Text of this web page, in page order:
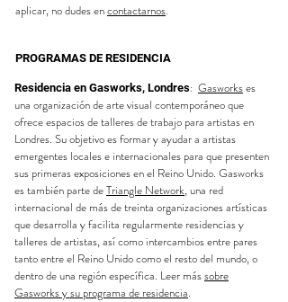
aplicar, no dudes encontactarnos.
PROGRAMAS DE RESIDENCIA
Residencia en Gasworks, Londres: Gasworkses
una organización de arte visual contemporáneo que
ofrece espacios de talleres de trabajo para artistas en
Londres. Su objetivo es formar y ayudar a artistas
emergentes locales e internacionales para que presenten
sus primeras exposiciones en el Reino Unido. Gasworks
estambién parte deTriangle Network, una red
internacional de más de treinta organizaciones artísticas
que desarrolla y facilita regularmente residencias y
talleres de artistas, así como intercambios entre pares
tanto entre el Reino Unido como el resto del mundo, o
dentro de una región específica. Leer mássobre
Gasworks y su programa de residencia.